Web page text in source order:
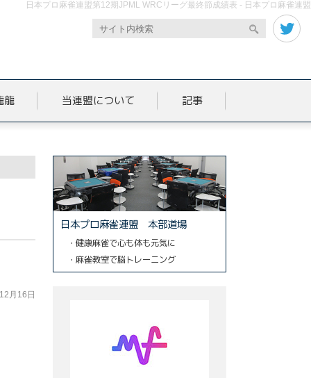
日本プロ麻雀連盟第12期JPML WRCリーグ最終節成績表 - 日本プロ麻雀連盟
龍 当連盟について 記事
月16日
日本プロ麻雀連盟 本部道場
・健康麻雀で心も体も元気に
・麻雀教室で脳トレーニング